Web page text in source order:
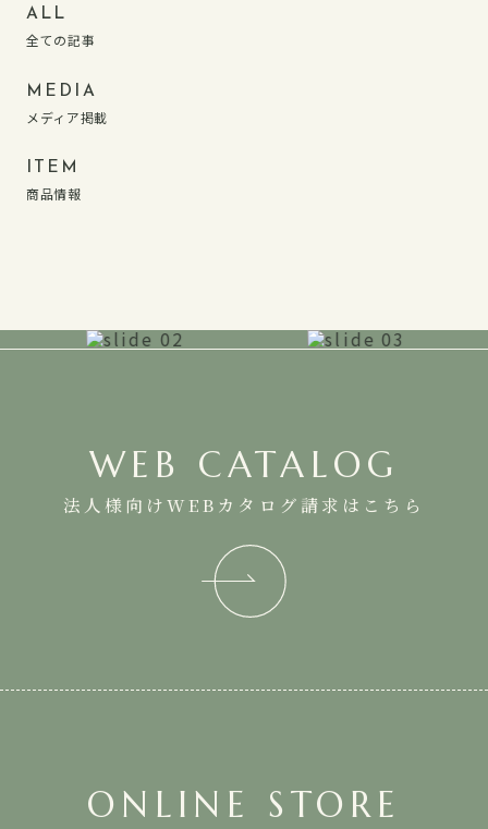
ALL
全ての記事
MEDIA
メディア掲載
ITEM
商品情報
WEB CATALOG
法人様向けWEBカタログ請求はこちら
ONLINE STORE